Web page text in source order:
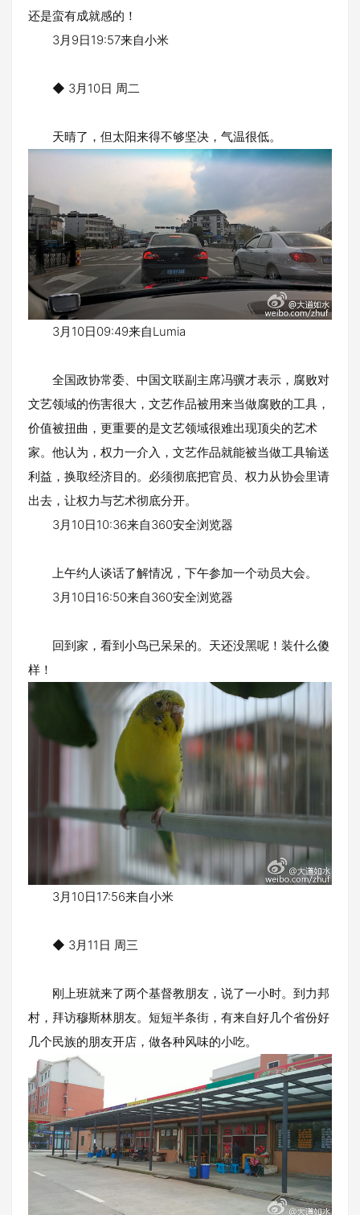
还是蛮有成就感的！
3月9日19:57来自小米
◆ 3月10日 周二
天晴了，但太阳来得不够坚决，气温很低。
3月10日09:49来自Lumia
全国政协常委、中国文联副主席冯骥才表示，腐败对
文艺领域的伤害很大，文艺作品被用来当做腐败的工具，
价值被扭曲，更重要的是文艺领域很难出现顶尖的艺术
家。他认为，权力一介入，文艺作品就能被当做工具输送
利益，换取经济目的。必须彻底把官员、权力从协会里请
出去，让权力与艺术彻底分开。
3月10日10:36来自360安全浏览器
上午约人谈话了解情况，下午参加一个动员大会。
3月10日16:50来自360安全浏览器
回到家，看到小鸟已呆呆的。天还没黑呢！装什么傻
样！
3月10日17:56来自小米
◆ 3月11日 周三
刚上班就来了两个基督教朋友，说了一小时。到力邦
村，拜访穆斯林朋友。短短半条街，有来自好几个省份好
几个民族的朋友开店，做各种风味的小吃。